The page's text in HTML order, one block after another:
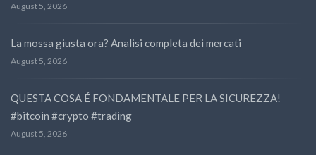
August 5, 2026
La mossa giusta ora? Analisi completa dei mercati
August 5, 2026
QUESTA COSA É FONDAMENTALE PER LA SICUREZZA!
#bitcoin #crypto #trading
August 5, 2026